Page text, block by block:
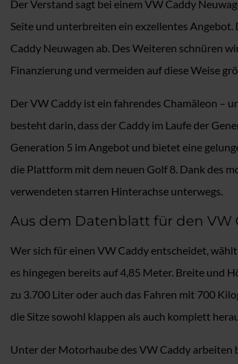
Der Verstand sagt bei einem VW Caddy
Seite und unterbreiten ein exzellentes
Caddy Neuwagen ab. Des Weiteren schnüren
Finanzierung und vermeiden auf diese Weise
Der VW Caddy ist ein fahrendes Chamäleon –
besteht darin, dass der Caddy im Laufe der
Generation 5 im Angebot und bietet eine
die Plattform mit dem neuen Golf 8. Dank des
verwendeten starren Hinterachse unterwegs.
Aus dem Datenblatt für den VW
Wer sich für einen VW Caddy entscheidet,
es hingegen bereits auf 4,85 Meter. Breite und
zu 3.700 Liter oder auch das Fahren mit 700
die Sitze sowohl klappen als auch komplett
Unter der Motorhaube des VW Caddy arbeiten